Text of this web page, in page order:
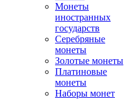
Монеты
иностранных
государств
Серебряные
монеты
Золотые монеты
Платиновые
монеты
Наборы монет